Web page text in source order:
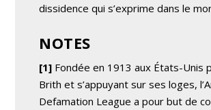
dissidence qui s’exprime dans le
NOTES
[1] Fondée en 1913 aux États-Unis
Brith et s’appuyant sur ses loges,
Defamation League a pour but de